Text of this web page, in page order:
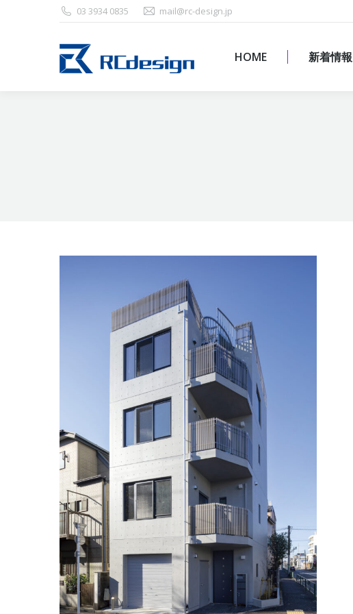
03 3934 0835 mail@rc-design.jp
HOME 新着情報
HOME 新着情報